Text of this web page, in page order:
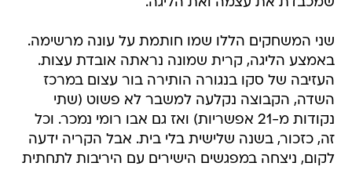
שני המשחקים הללו שמו חותמת על עונה מרשימה.
באמצע הליגה, קרית שמונה נראתה אובדת עצות.
העזיבה של סקו בנגורה הותירה בור עצום במרכז
השדה, הקבוצה נקלעה למשבר לא פשוט (שתי
נקודות מ-21 אפשריות) ואז גם אבו רומי נמכר. וכל
זה, כזכור, בשנה שלישית בלי בית. אבל הקריה ידעה
לקום, ניצחה במפגשים הישירים עם היריבות לתחתית